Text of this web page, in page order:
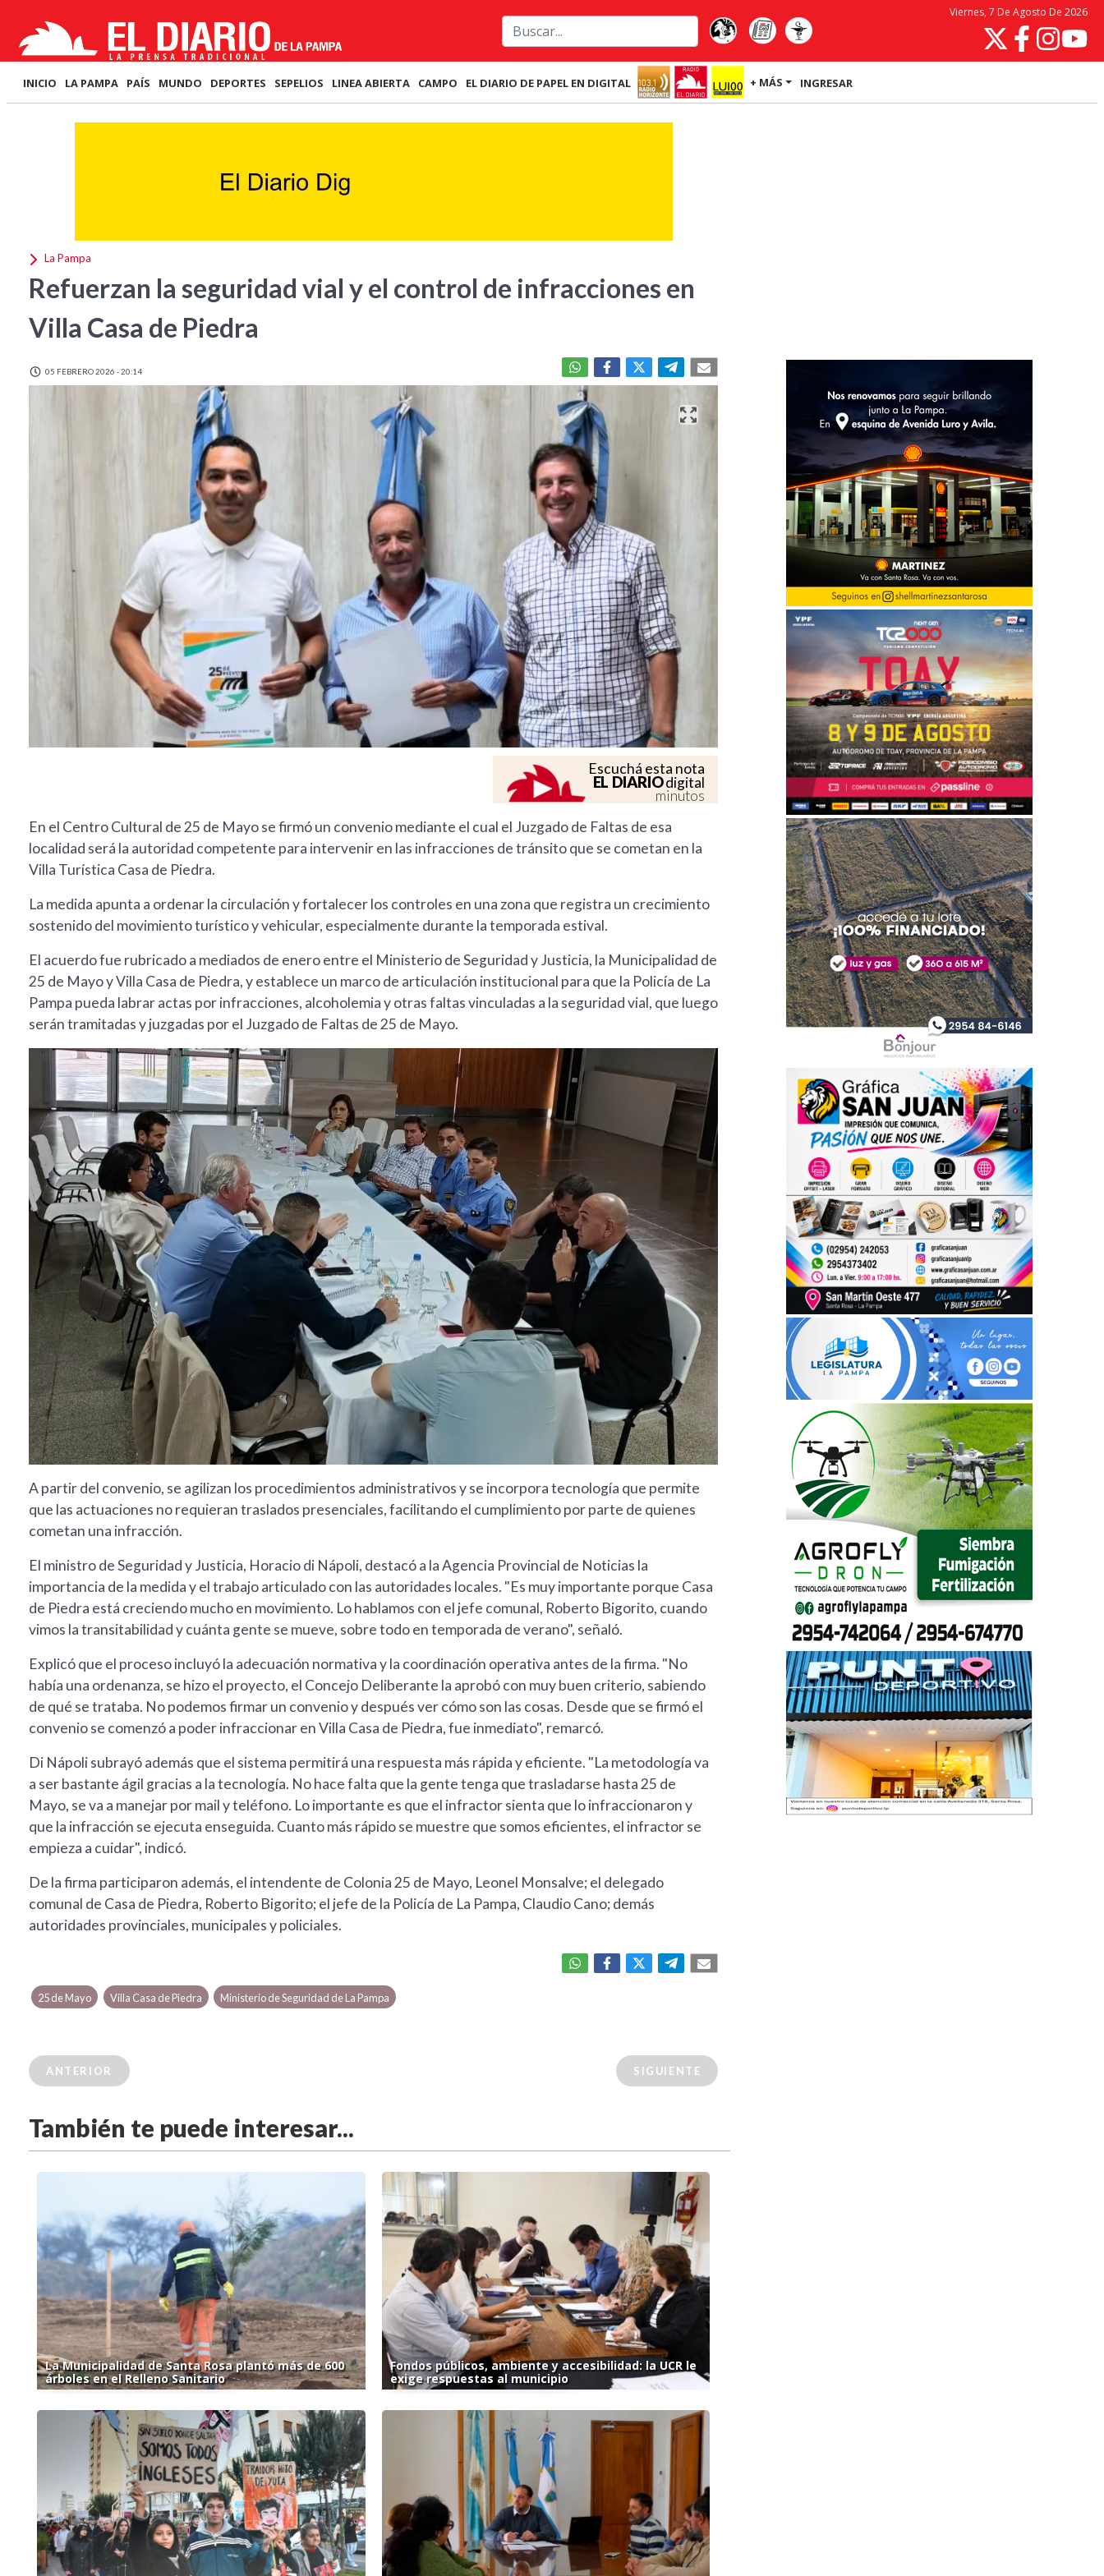
Viernes, 7 De Agosto De 2026
INICIO LA PAMPA PAÍS MUNDO DEPORTES SEPELIOS LINEA ABIERTA CAMPO EL DIARIO DE PAPEL EN DIGITAL + MÁS INGRESAR
La Pampa
Refuerzan la seguridad vial y el control de infracciones en
Villa Casa de Piedra
05 FEBRERO 2026 - 20:14
Escuchá esta nota
EL DIARIOdigital
minutos
En el Centro Cultural de 25 de Mayo se firmó un convenio mediante el cual el Juzgado de Faltas de esa
localidad será la autoridad competente para intervenir en las infracciones de tránsito que se cometan en la
Villa Turística Casa de Piedra.
La medida apunta a ordenar la circulación y fortalecer los controles en una zona que registra un crecimiento
sostenido del movimiento turístico y vehicular, especialmente durante la temporada estival.
El acuerdo fue rubricado a mediados de enero entre el Ministerio de Seguridad y Justicia, la Municipalidad de
25 de Mayo y Villa Casa de Piedra, y establece un marco de articulación institucional para que la Policía de La
Pampa pueda labrar actas por infracciones, alcoholemia y otras faltas vinculadas a la seguridad vial, que luego
serán tramitadas y juzgadas por el Juzgado de Faltas de 25 de Mayo.
A partir del convenio, se agilizan los procedimientos administrativos y se incorpora tecnología que permite
que las actuaciones no requieran traslados presenciales, facilitando el cumplimiento por parte de quienes
cometan una infracción.
El ministro de Seguridad y Justicia, Horacio di Nápoli, destacó a la Agencia Provincial de Noticias la
importancia de la medida y el trabajo articulado con las autoridades locales. "Es muy importante porque Casa
de Piedra está creciendo mucho en movimiento. Lo hablamos con el jefe comunal, Roberto Bigorito, cuando
vimos la transitabilidad y cuánta gente se mueve, sobre todo en temporada de verano", señaló.
Explicó que el proceso incluyó la adecuación normativa y la coordinación operativa antes de la firma. "No
había una ordenanza, se hizo el proyecto, el Concejo Deliberante la aprobó con muy buen criterio, sabiendo
de qué se trataba. No podemos firmar un convenio y después ver cómo son las cosas. Desde que se firmó el
convenio se comenzó a poder infraccionar en Villa Casa de Piedra, fue inmediato", remarcó.
Di Nápoli subrayó además que el sistema permitirá una respuesta más rápida y eficiente. "La metodología va
a ser bastante ágil gracias a la tecnología. No hace falta que la gente tenga que trasladarse hasta 25 de
Mayo, se va a manejar por mail y teléfono. Lo importante es que el infractor sienta que lo infraccionaron y
que la infracción se ejecuta enseguida. Cuanto más rápido se muestre que somos eficientes, el infractor se
empieza a cuidar", indicó.
De la firma participaron además, el intendente de Colonia 25 de Mayo, Leonel Monsalve; el delegado
comunal de Casa de Piedra, Roberto Bigorito; el jefe de la Policía de La Pampa, Claudio Cano; demás
autoridades provinciales, municipales y policiales.
25 de Mayo Villa Casa de Piedra Ministerio de Seguridad de La Pampa
ANTERIOR SIGUIENTE
También te puede interesar...
La Municipalidad de Santa Rosa plantó más de 600
árboles en el Relleno Sanitario
Fondos públicos, ambiente y accesibilidad: la UCR le
exige respuestas al municipio